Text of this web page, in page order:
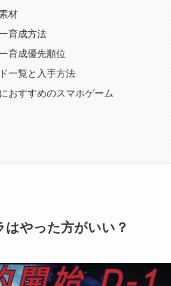
材
育成方法
育成優先順位
一覧と入手方法
おすすめのスマホゲーム
はやった方がいい？